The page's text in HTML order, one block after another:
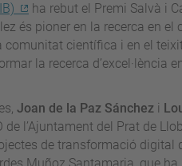
ha rebut el Premi Salvà i
és pioner en la recerca en el
científica i en el
la recerca d’excel·lència
Joan de la Paz Sánchez i
de l’Ajuntament del Prat de
de transformació digital